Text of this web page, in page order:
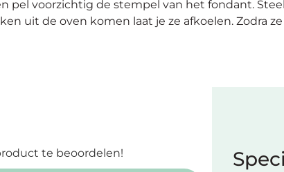
pel voorzichtig de stempel van het fondant.
uit de oven komen laat je ze afkoelen. Zodra
te beoordelen!